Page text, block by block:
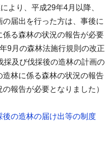
より、平成29年4月以降、
届出を行った方は、事後に
る森林の状況の報告が必要
9月の森林法施行規則の改正
採及び伐採後の造林の計画の
林に係る森林の状況の報告
報告が必要となりました）
後の造林の届け出等の制度